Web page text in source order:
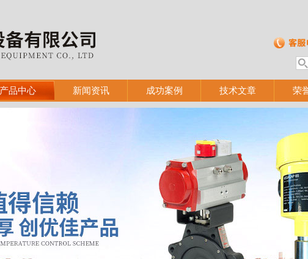
产品中心 新闻资讯 成功案例 技术文章 荣